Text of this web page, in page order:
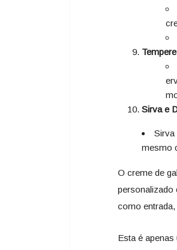
Sirva e
Sirva
mesmo
O creme de
personalizado
como
Esta é